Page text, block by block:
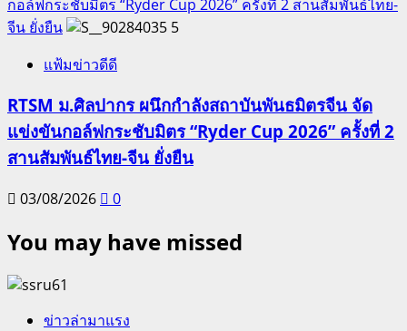
กอล์ฟกระชับมิตร “Ryder Cup 2026” ครั้งที่ 2 สานสัมพันธ์ไทย-
จีน ยั่งยืน
5
แฟ้มข่าวดีดี
RTSM ม.ศิลปากร ผนึกกำลังสถาบันพันธมิตรจีน จัด
แข่งขันกอล์ฟกระชับมิตร “Ryder Cup 2026” ครั้งที่ 2
สานสัมพันธ์ไทย-จีน ยั่งยืน
03/08/2026 0
You may have missed
ข่าวล่ามาแรง